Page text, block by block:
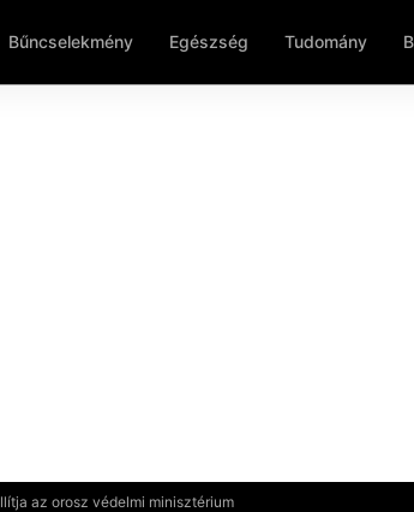
Bűncselekmény Egészség Tudomány
az orosz védelmi minisztérium